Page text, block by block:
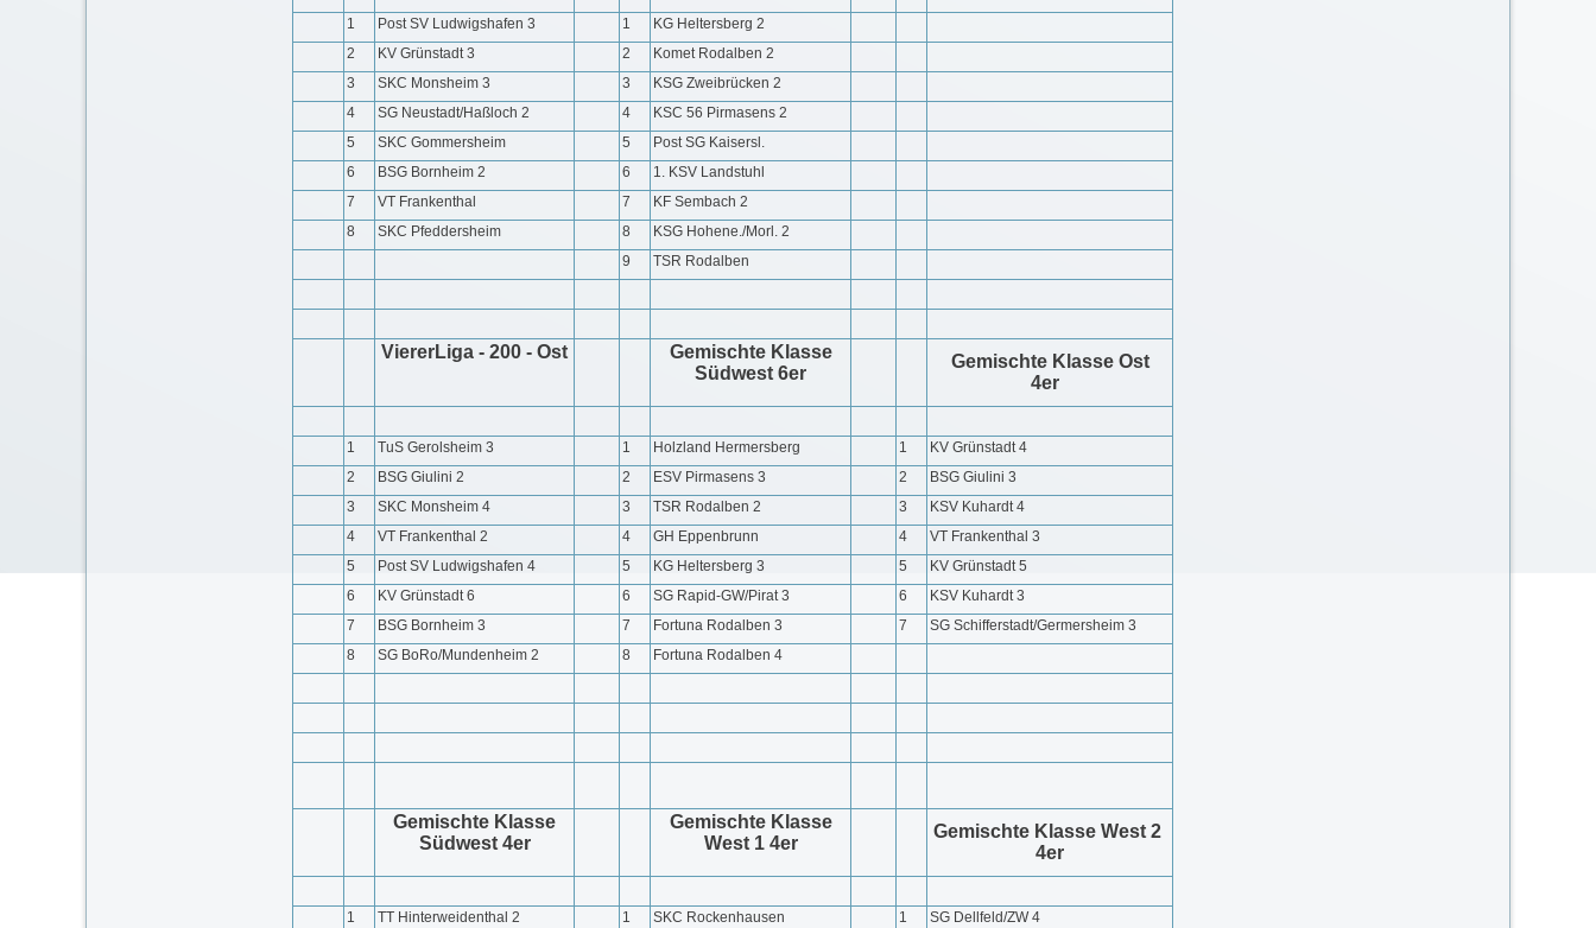
1 Post SV Ludwigshafen 3 1
KG Heltersberg 2
2
KV Grünstadt 3 2
Komet Rodalben 2
3
SKC Monsheim 3 3
KSG Zweibrücken 2
4
SG Neustadt/Haßloch 2 4
KSC 56 Pirmasens 2
5
SKC Gommersheim 5
Post SG Kaisersl.
6
BSG Bornheim 2 6
1. KSV Landstuhl
7
VT Frankenthal 7
KF Sembach 2
8
SKC Pfeddersheim 8
KSG Hohene./Morl. 2
9
TSR Rodalben
ViererLiga - 200 - Ost
Gemischte Klasse
Südwest 6er
Gemischte Klasse Ost
4er
1 TuS Gerolsheim 3 1 Holzland Hermersberg 1
KV Grünstadt 4
2
BSG Giulini 2 2 ESV Pirmasens 3 2
BSG Giulini 3
3
SKC Monsheim 4 3 TSR Rodalben 2 3
KSV Kuhardt 4
4
VT Frankenthal 2 4 GH Eppenbrunn 4
VT Frankenthal 3
5
Post SV Ludwigshafen 4 5 KG Heltersberg 3 5
KV Grünstadt 5
6
KV Grünstadt 6 6 SG Rapid-GW/Pirat 3 6
KSV Kuhardt 3
7
BSG Bornheim 3 7 Fortuna Rodalben 3 7
SG Schifferstadt/Germersheim 3
8
SG BoRo/Mundenheim 2 8 Fortuna Rodalben 4
Gemischte Klasse
Südwest 4er
Gemischte Klasse
West 1 4er
Gemischte Klasse West 2
4er
1 TT Hinterweidenthal 2 1 SKC Rockenhausen 1 SG Dellfeld/ZW 4